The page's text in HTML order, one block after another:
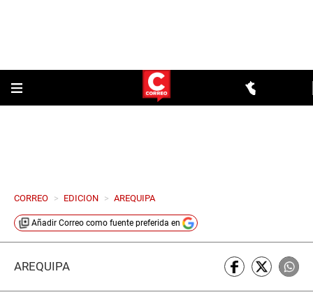
CORREO > EDICION > AREQUIPA
Añadir Correo como fuente preferida en
AREQUIPA